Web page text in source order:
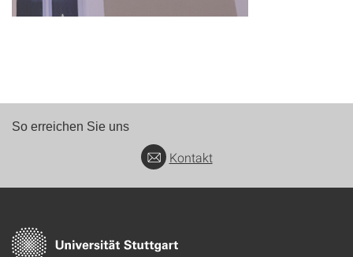
So erreichen Sie uns
Kontakt